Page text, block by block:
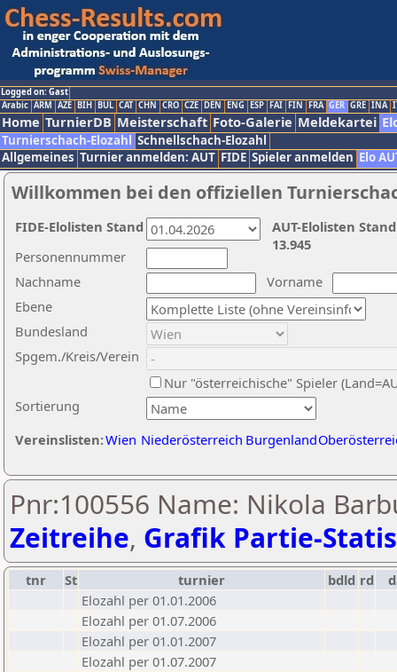
Logged on: Gast
Arabic ARM AZE BIH BUL CAT CHN CRO CZE DEN ENG ESP FAI FIN FRA GER GRE INA
Home TurnierDB Meisterschaft Foto-Galerie Meldekartei
Turnierschach-Elozahl Schnellschach-Elozahl
Allgemeines Turnier anmelden: AUT FIDE Spieler anmelden Elo
Willkommen bei den offiziellen
Nachname
Vorname
Ebene
Sortierung
Personennummer
Bundesland
Spgem./Kreis/Verein
Nur "österreichische" Spieler
Vereinslisten:Wien Niederösterreich Burgenland
AUT-Elolisten
13.945
FIDE-Elolisten Stand
Pnr:100556 Name: Nikola
Zeitreihe, Grafik Partie-
tnr St turnier bdld rd
Elozahl per 01.01.2006
Elozahl per 01.07.2006
Elozahl per 01.01.2007
Elozahl per 01.07.2007